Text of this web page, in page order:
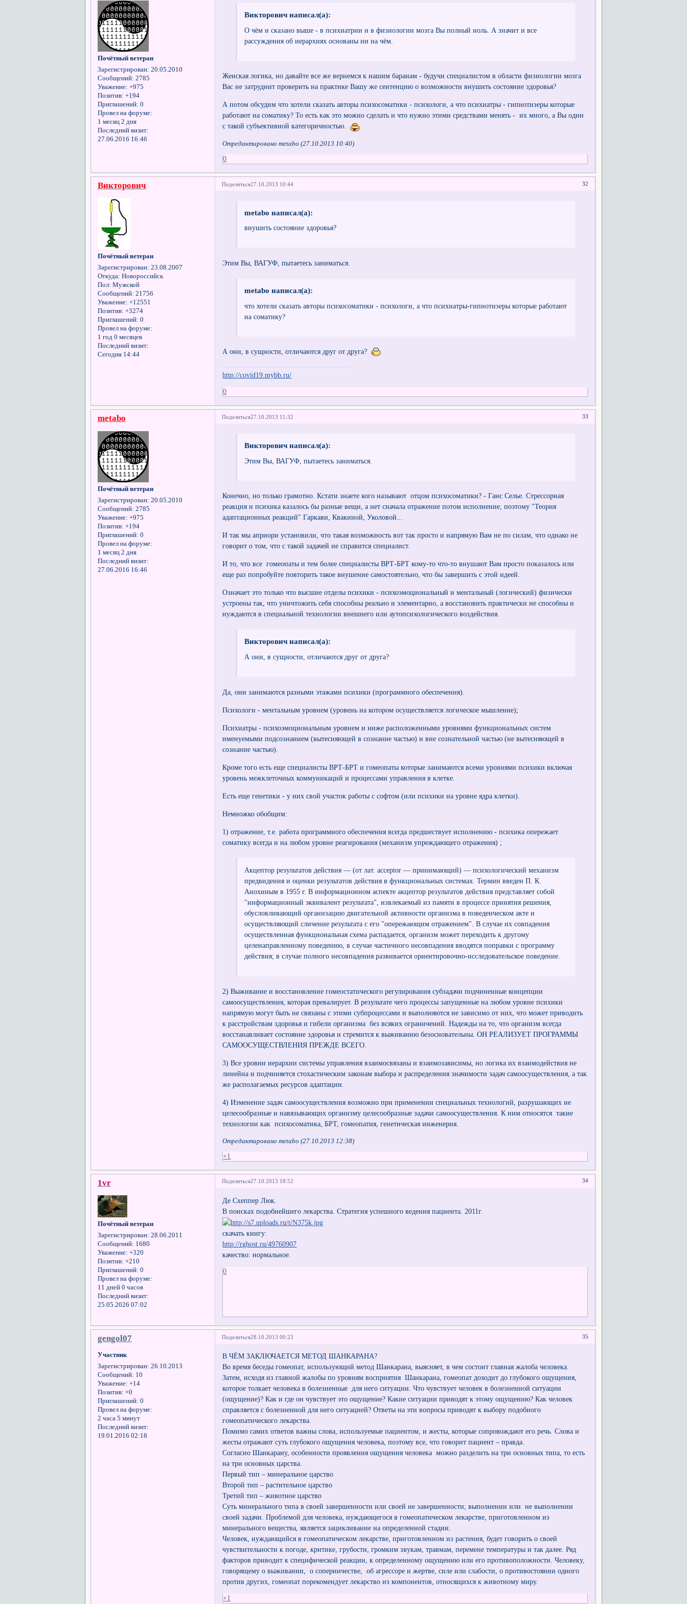
Почётный ветеран
Зарегистрирован: 20.05.2010
Сообщений: 2785
Уважение: +975
Позитив: +194
Приглашений: 0
Провел на форуме:
1 месяц 2 дня
Последний визит:
27.06.2016 16:46
Викторович написал(а):
О чём и сказано выше - в психиатрии и в физиологии мозга Вы полный ноль. А значит и все
рассуждения об иерархиях основаны ни на чём.
Женская логика, но давайте все же вернемся к нашим баранам - будучи специалистом в области физиологии мозга
Вас не затруднит проверить на практике Вашу же сентенцию о возможности внушить состояние здоровья?
А потом обсудим что хотели сказать авторы психосоматики - психологи, а что психиатры - гипнотизеры которые
работают на соматику? То есть как это можно сделать и что нужно этими средствами менять - их много, а Вы один
с такой субъективной категоричностью.
Отредактировано metabo (27.10.2013 10:40)
0
Поделиться 32
27.10.2013 10:44
Викторович
Почётный ветеран
Зарегистрирован: 23.08.2007
Откуда: Новороссийск
Пол: Мужской
Сообщений: 21756
Уважение: +12551
Позитив: +3274
Приглашений: 0
Провел на форуме:
1 год 0 месяцев
Последний визит:
Сегодня 14:44
metabo написал(а):
внушить состояние здоровья?
Этим Вы, ВАГУФ, пытаетесь заниматься.
metabo написал(а):
что хотели сказать авторы психосоматики - психологи, а что психиатры-гипнотизеры которые работают
на соматику?
А они, в сущности, отличаются друг от друга?
http://covid19.mybb.ru/
0
Поделиться 33
27.10.2013 11:32
metabo
Почётный ветеран
Зарегистрирован: 20.05.2010
Сообщений: 2785
Уважение: +975
Позитив: +194
Приглашений: 0
Провел на форуме:
1 месяц 2 дня
Последний визит:
27.06.2016 16:46
Викторович написал(а):
Этим Вы, ВАГУФ, пытаетесь заниматься.
Конечно, но только грамотно. Кстати знаете кого называют отцом психосоматики? - Ганс Селье. Стрессорная
реакция и психика казалось бы разные вещи, а нет сначала отражение потом исполнение, поэтому "Теория
адаптационных реакций" Гаркави, Квакиной, Уколовой...
И так мы априори установили, что такая возможность вот так просто и напрямую Вам не по силам, что однако не
говорит о том, что с такой задачей не справится специалист.
И то, что все гомеопаты и тем более специалисты ВРТ-БРТ кому-то что-то внушают Вам просто показалось или
еще раз попробуйте повторить такое внушение самостоятельно, что бы завершить с этой идеей.
Означает это только что высшие отделы психики - психоэмоциональный и ментальный (логический) физически
устроены так, что уничтожить себя способны реально и элементарно, а восстановить практически не способны и
нуждаются в специальной технологии внешнего или аутопсихологического воздействия.
Викторович написал(а):
А они, в сущности, отличаются друг от друга?
Да, они занимаются разными этажами психики (программного обеспечения).
Психологи - ментальным уровнем (уровень на котором осуществляется логическое мышление);
Психиатры - психоэмоциональным уровнем и ниже расположенными уровнями функциональных систем
именуемыми подсознанием (вытесняющей в сознание частью) и вне сознательной частью (не вытесняющей в
сознание частью).
Кроме того есть еще специалисты ВРТ-БРТ и гомеопаты которые занимаются всеми уровнями психики включая
уровень межклеточных коммуникаций и процессами управления в клетке.
Есть еще генетики - у них свой участок работы с софтом (или психики на уровне ядра клетки).
Немножко обобщим:
1) отражение, т.е. работа программного обеспечения всегда предшествует исполнению - психика опережает
соматику всегда и на любом уровне реагирования (механизм упреждающего отражения) ;
Акцептор результатов действия — (от лат. acceptor — принимающий) — психологический механизм
предвидения и оценки результатов действия в функциональных системах. Термин введен П. К.
Анохиным в 1955 г. В информационном аспекте акцептор результатов действия представляет собой
"информационный эквивалент результата", извлекаемый из памяти в процессе принятия решения,
обусловливающий организацию двигательной активности организма в поведенческом акте и
осуществляющий сличение результата с его "опережающим отражением". В случае их совпадения
осуществленная функциональная схема распадается, организм может переходить к другому
целенаправленному поведению, в случае частичного несовпадения вводятся поправки с программу
действия; в случае полного несовпадения развивается ориентировочно-исследовательское поведение.
2) Выживание и восстановление гомеостатического регулирования субзадачи подчиненные концепции
самоосуществления, которая превалирует. В результате чего процессы запущенные на любом уровне психики
напрямую могут быть не связаны с этими субпроцессами и выполняются не зависимо от них, что может приводить
к расстройствам здоровья и гибели организма без всяких ограничений. Надежды на то, что организм всегда
восстанавливает состояние здоровья и стремится к выживанию безосновательны. ОН РЕАЛИЗУЕТ ПРОГРАММЫ
САМООСУЩЕСТВЛЕНИЯ ПРЕЖДЕ ВСЕГО.
3) Все уровни иерархии системы управления взаимосвязаны и взаимозависимы, но логика их взаимодействия не
линейна и подчиняется стохастическим законам выбора и распределения значимости задач самоосуществления, а так
же располагаемых ресурсов адаптации.
4) Изменение задач самоосуществления возможно при применении специальных технологий, разрушающих не
целесообразные и навязывающих организму целесообразные задачи самоосуществления. К ним относятся такие
технологии как психосоматика, БРТ, гомеопатия, генетическая инженерия.
Отредактировано metabo (27.10.2013 12:38)
+1
Поделиться 34
27.10.2013 18:52
1vr
Почётный ветеран
Зарегистрирован: 28.06.2011
Сообщений: 1680
Уважение: +320
Позитив: +210
Приглашений: 0
Провел на форуме:
11 дней 0 часов
Последний визит:
25.05.2026 07:02
Де Схеппер Люк.
В поисках подобнейшего лекарства. Стратегия успешного ведения пациента. 2011г.
скачать книгу:
http://rghost.ru/49760907
качество: нормальное.
0
Поделиться 35
28.10.2013 00:23
gengol07
Участник
Зарегистрирован: 26.10.2013
Сообщений: 10
Уважение: +14
Позитив: +0
Приглашений: 0
Провел на форуме:
2 часа 5 минут
Последний визит:
19.01.2016 02:18
В ЧЁМ ЗАКЛЮЧАЕТСЯ МЕТОД ШАНКАРАНА?
Во время беседы гомеопат, использующий метод Шанкарана, выясняет, в чем состоит главная жалоба человека.
Затем, исходя из главной жалобы по уровням восприятия Шанкарана, гомеопат доходит до глубокого ощущения,
которое толкает человека в болезненные для него ситуации. Что чувствует человек в болезненной ситуации
(ощущение)? Как и где он чувствует это ощущение? Какие ситуации приводят к этому ощущению? Как человек
справляется с болезненной для него ситуацией? Ответы на эти вопросы приводят к выбору подобного
гомеопатического лекарства.
Помимо самих ответов важны слова, используемые пациентом, и жесты, которые сопровождают его речь. Слова и
жесты отражают суть глубокого ощущения человека, поэтому все, что говорит пациент – правда.
Согласно Шанкарану, особенности проявления ощущения человека можно разделить на три основных типа, то есть
на три основных царства.
Первый тип – минеральное царство
Второй тип – растительное царство
Третий тип – животное царство
Суть минерального типа в своей завершенности или своей не завершенности; выполнении или не выполнении
своей задачи. Проблемой для человека, нуждающегося в гомеопатическом лекарстве, приготовленном из
минерального вещества, является зацикливание на определенной стадии.
Человек, нуждающийся в гомеопатическом лекарстве, приготовленном из растения, будет говорить о своей
чувствительности к погоде, критике, грубости, громким звукам, травмам, перемене температуры и так далее. Ряд
факторов приводит к специфической реакции, к определенному ощущению или его противоположности. Человеку,
говорящему о выживании, о соперничестве, об агрессоре и жертве, силе или слабости, о противостоянии одного
против других, гомеопат порекомендует лекарство из компонентов, относящихся к животному миру.
+1